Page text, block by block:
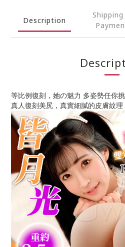
Description
等比例復刻，她の魅力 多姿勢任你挑
真人復刻美尻，真實細膩的皮膚紋理